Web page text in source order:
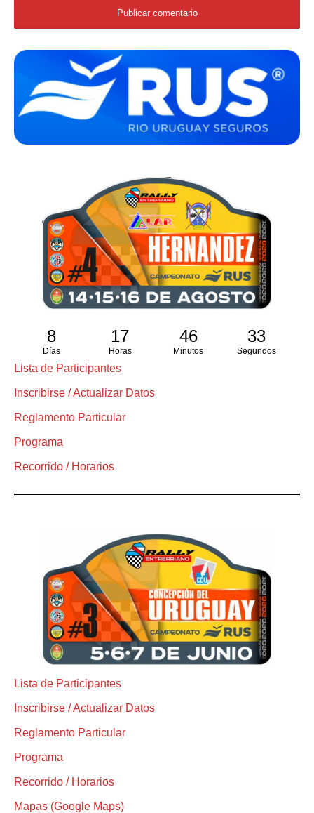
8
Días
17
Horas
46
Minutos
32
Segundos
Lista de Participantes
Inscribirse / Actualizar Datos
Reglamento Particular
Programa
Recorrido / Horarios
Lista de Participantes
Inscribirse / Actualizar Datos
Reglamento Particular
Programa
Recorrido / Horarios
Mapas (Google Maps)